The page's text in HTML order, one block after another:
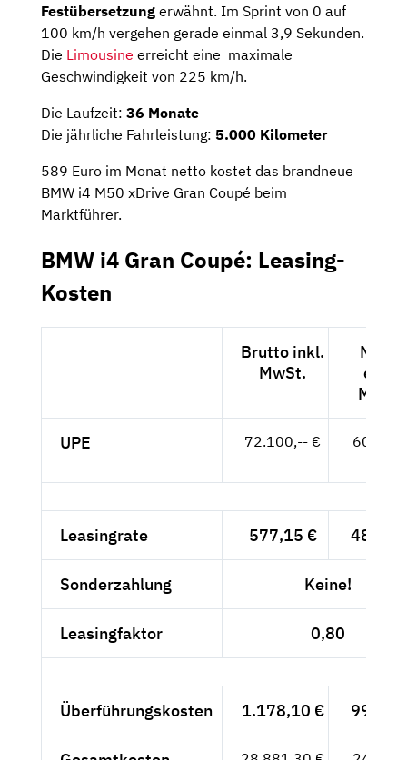
Festübersetzung erwähnt. Im Sprint von 0 auf
100 km/h vergehen gerade einmal 3,9 Sekunden.
Die Limousine erreicht eine maximale
Geschwindigkeit von 225 km/h.
Die Laufzeit: 36 Monate
Die jährliche Fahrleistung: 5.000 Kilometer
589 Euro im Monat netto kostet das brandneue
BMW i4 M50 xDrive Gran Coupé beim
Marktführer.
BMW i4 Gran Coupé: Leasing-
Kosten
Brutto inkl.
MwSt.
Netto
exkl.
MwSt.
UPE 72.100,-- €
Leasingrate 577,15 € 485,--
Sonderzahlung Keine!
Leasingfaktor 0,80
Überführungskosten 1.178,10 € 990,--